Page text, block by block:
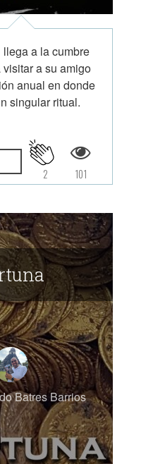
a la cumbre
a su amigo
anual en donde
singular ritual.
101
2
Batres Barrios